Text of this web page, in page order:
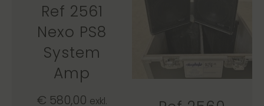
Ref 2561
Nexo PS8
System
Amp
€ 580,00 exkl.